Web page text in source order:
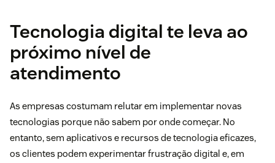
Tecnologia digital te leva ao
próximo nível de
atendimento
As empresas costumam relutar em implementar novas
tecnologias porque não sabem por onde começar. No
entanto, sem aplicativos e recursos de tecnologia eficazes,
os clientes podem experimentar frustração digital e, em